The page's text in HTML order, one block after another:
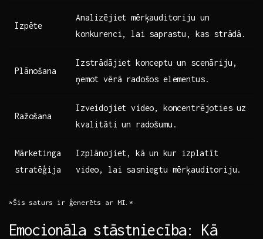
Izpēte
Analizējiet‍ mērķauditoriju un
konkurenci,⁣ lai saprastu, kas strādā.
Plānošana
Izstrādājiet ‍konceptu un scenāriju,
ņemot vērā radošos elementus.
Ražošana
Izveidojiet video, koncentrējoties uz
kvalitāti un radošumu.
Mārketinga
stratēģija
Izplānojiet, kā⁤ un ⁣kur izplatīt
video, lai sasniegtu ‌mērķauditoriju.
*Šis saturs ir ģenerēts ar MI.*
Emocionāla stāstniecība: Kā